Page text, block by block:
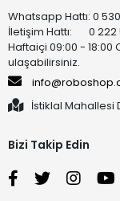
Whatsapp Hattı: 0
İletişim Hattı: 0 222
Haftaiçi 09:00 - 18:00
ulaşabilirsiniz.
İstiklal Mahallesi
Bizi Takip Edin